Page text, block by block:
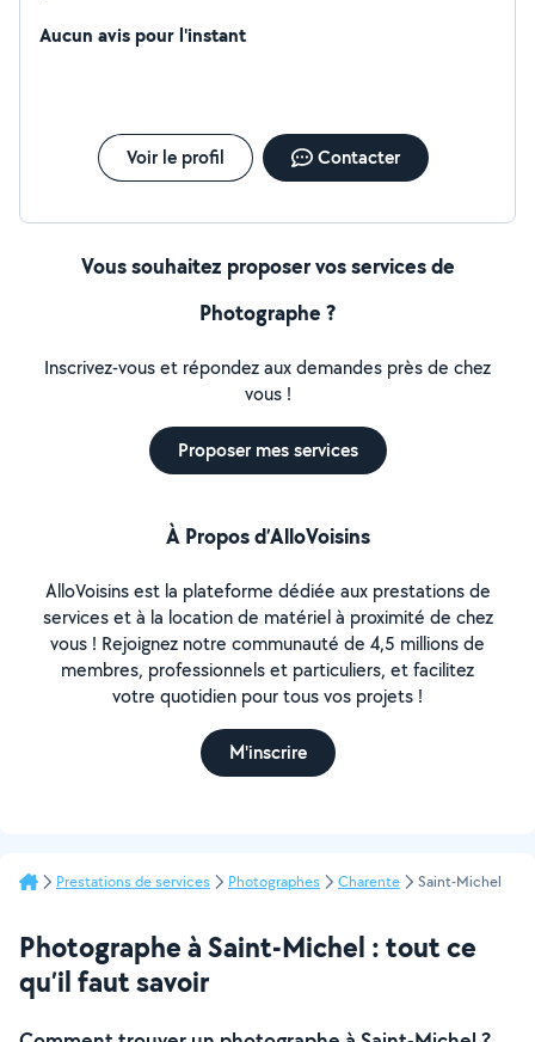
Aucun avis pour l'instant
Voir le profil Contacter
Vous souhaitez proposer vos services de
Photographe ?
Inscrivez-vous et répondez aux demandes près de chez
vous !
Proposer mes services
À Propos d’AlloVoisins
AlloVoisins est la plateforme dédiée aux prestations de
services et à la location de matériel à proximité de chez
vous ! Rejoignez notre communauté de 4,5 millions de
membres, professionnels et particuliers, et facilitez
votre quotidien pour tous vos projets !
M'inscrire
Prestations de services Photographes Charente Saint-Michel
Photographe à Saint-Michel : tout ce
qu’il faut savoir